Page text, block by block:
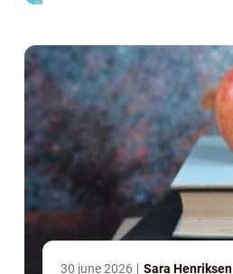
30 june 2026 Sara Henriksen